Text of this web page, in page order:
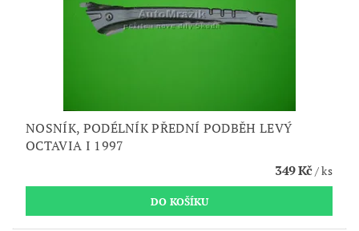
NOSNÍK, PODÉLNÍK PŘEDNÍ PODBĚH LEVÝ
OCTAVIA I 1997
349 Kč/ ks